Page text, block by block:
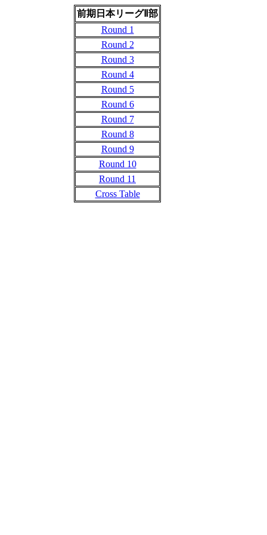
前期日本リーグⅡ部
Round 1
Round 2
Round 3
Round 4
Round 5
Round 6
Round 7
Round 8
Round 9
Round 10
Round 11
Cross Table